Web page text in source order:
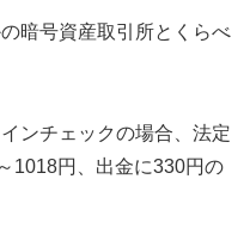
暗号資産取引所とくらべ
ンチェックの場合、法定
1018円、出金に330円の